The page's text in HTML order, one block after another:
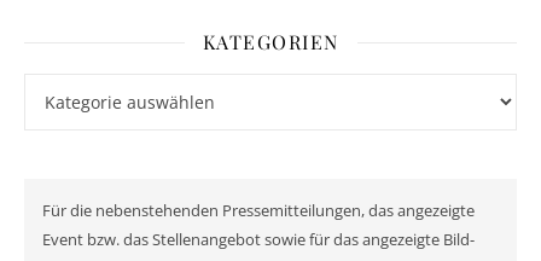
KATEGORIEN
Für die nebenstehenden Pressemitteilungen, das angezeigte
Event bzw. das Stellenangebot sowie für das angezeigte Bild-